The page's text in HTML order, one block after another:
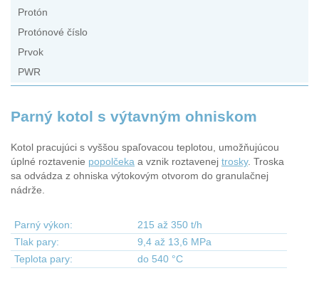
Protón
Protónové číslo
Prvok
PWR
Parný kotol s výtavným ohniskom
Kotol pracujúci s vyššou spaľovacou teplotou, umožňujúcou
úplné roztavenie popolčeka a vznik roztavenej trosky. Troska
sa odvádza z ohniska výtokovým otvorom do granulačnej
nádrže.
Parný výkon:
215 až 350 t/h
Tlak pary:
9,4 až 13,6 MPa
Teplota pary:
do 540 °C